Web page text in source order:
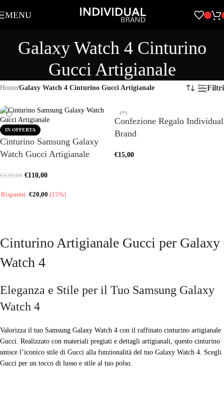
Skip to navigation
MENU
Galaxy Watch 4 Cinturino
Gucci Artigianale
Home/Galaxy Watch 4 Cinturino Gucci Artigianale Filtri
IN OFFERTA
Cinturino Samsung Galaxy
Watch Gucci Artigianale
€130,00 €110,00
Risparmi: €20,00 (15%)
Confezione Regalo Individual
Brand
€15,00
Cinturino Artigianale Gucci per Galaxy
Watch 4
Eleganza e Stile per il Tuo Samsung Galaxy
Watch 4
Valorizza il tuo Samsung Galaxy Watch 4 con il raffinato cinturino artigianale
Gucci. Realizzato con materiali pregiati e dettagli artigianali, questo cinturino
unisce l’iconico stile di Gucci alla funzionalità del tuo Galaxy Watch 4. Scegli
Gucci per un tocco di lusso e stile al tuo polso.